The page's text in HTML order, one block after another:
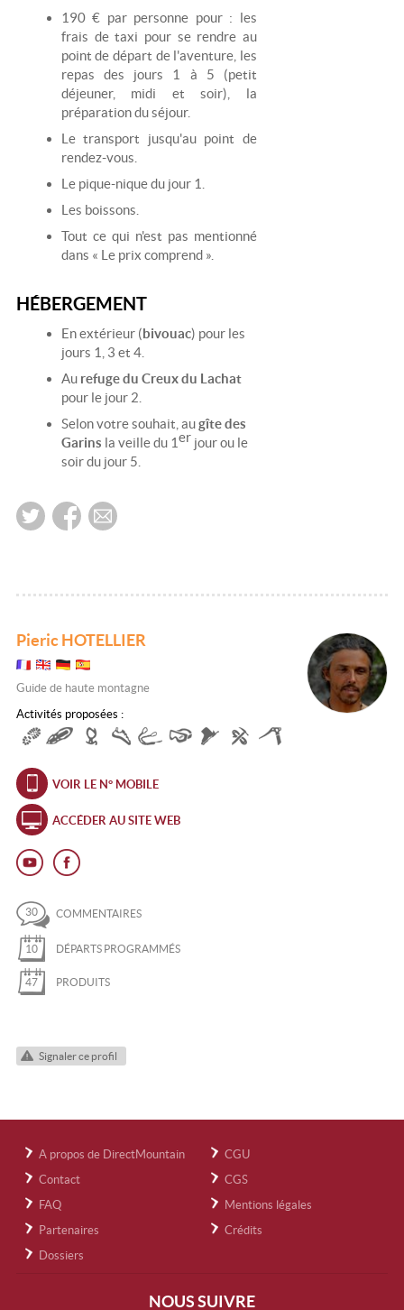
190 € par personne pour : les
frais de taxi pour se rendre au
point de départ de l'aventure, les
repas des jours 1 à 5 (petit
déjeuner, midi et soir), la
préparation du séjour.
Le transport jusqu'au point de
rendez-vous.
Le pique-nique du jour 1.
Les boissons.
Tout ce qui n'est pas mentionné
dans « Le prix comprend ».
HÉBERGEMENT
En extérieur (bivouac) pour les
jours 1, 3 et 4.
Aurefuge du Creux du Lachat
pour le jour 2.
Selon votre souhait, augîte des
Garins la veille du 1er jour ou le
soir du jour 5.
Pieric HOTELLIER
Guide de haute montagne
Activités proposées :
VOIR LE N° MOBILE
ACCÉDER AU SITE WEB
30 COMMENTAIRES
10 DÉPARTS PROGRAMMÉS
47 PRODUITS
Signaler ce profil
A propos de DirectMountain
Contact
FAQ
Partenaires
Dossiers
CGU
CGS
Mentions légales
Crédits
NOUS SUIVRE